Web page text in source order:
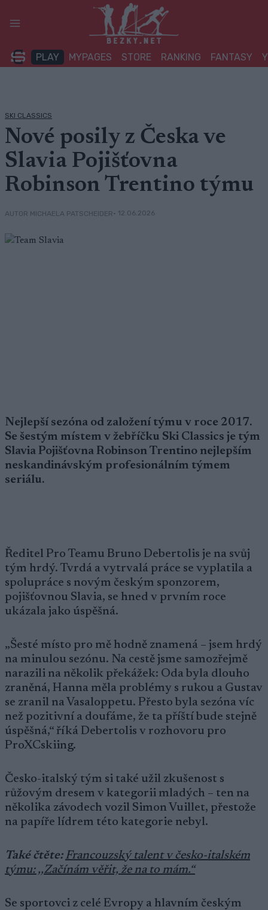
PLAY MYPAGES STORE RANKING FANTASY
SKI CLASSICS
Nové posily z Česka ve
Slavia Pojišťovna
Robinson Trentino týmu
AUTOR MICHAELA PATSCHEIDER• 12.06.2026
Nejlepší sezóna od založení týmu v roce 2017.
Se šestým místem v žebříčku Ski Classics je tým
Slavia Pojišťovna Robinson Trentino nejlepším
neskandinávským profesionálním týmem
seriálu.
Ředitel Pro Teamu Bruno Debertolis je na svůj
tým hrdý. Tvrdá a vytrvalá práce se vyplatila a
spolupráce s novým českým sponzorem,
pojišťovnou Slavia, se hned v prvním roce
ukázala jako úspěšná.
„Šesté místo pro mě hodně znamená – jsem hrdý
na minulou sezónu. Na cestě jsme samozřejmě
narazili na několik překážek: Oda byla dlouho
zraněná, Hanna měla problémy s rukou a Gustav
se zranil na Vasaloppetu. Přesto byla sezóna víc
než pozitivní a doufáme, že ta příští bude stejně
úspěšná,“ říká Debertolis v rozhovoru pro
ProXCskiing.
Česko-italský tým si také užil zkušenost s
růžovým dresem v kategorii mladých – ten na
několika závodech vozil Simon Vuillet, přestože
na papíře lídrem této kategorie nebyl.
Také čtěte: Francouzský talent v česko-italském
týmu: ,,Začínám věřit, že na to mám.“
Se sportovci z celé Evropy a hlavním českým